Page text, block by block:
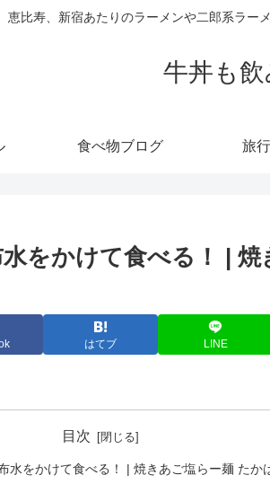
恵比寿、新宿あたりのラーメンや二郎系ラー
牛丼も飲
食べ物ブログ 旅
をかけて食べる！ | 焼
はてブ LINE
目次
水をかけて食べる！ | 焼きあご塩らー麺 たか